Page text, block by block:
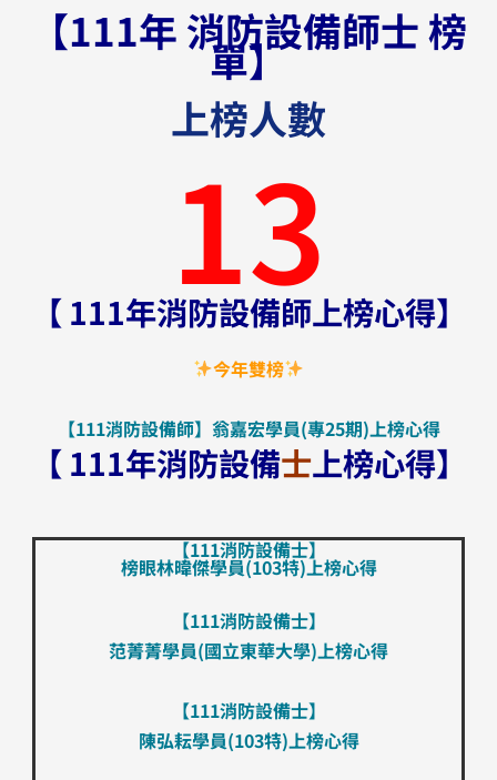
【111年 消防設備師士 榜
單】
上榜人數
13
【111年消防設備師上榜心得】
今年雙榜
【111消防設備師】翁嘉宏學員​​(專25期)上榜心得
【111年消防設備士上榜心得】
【111消防設備士】
榜眼林暐傑學員​​(103特)上榜心得
【111消防設備士】
范菁菁學員​​(國立東華大學)上榜心得
【111消防設備士】
陳弘耘學員​​(103特)上榜心得